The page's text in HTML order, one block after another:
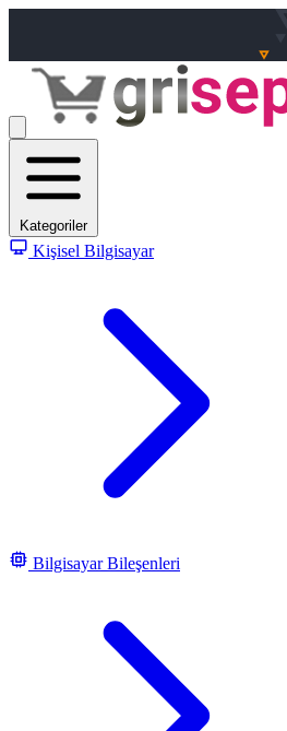
Kategoriler
Kişisel Bilgisayar
Bilgisayar Bileşenleri